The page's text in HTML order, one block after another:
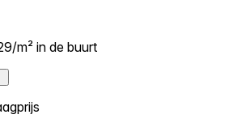
m² in de buurt